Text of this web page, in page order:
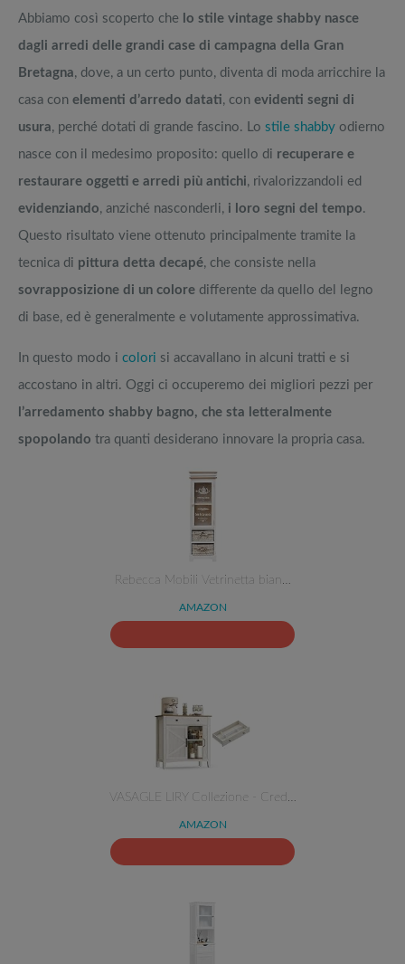
Abbiamo così scoperto che lo stile vintage shabby nasce
dagli arredi delle grandi case di campagna della Gran
Bretagna, dove, a un certo punto, diventa di moda arricchire la
casa con elementi d’arredo datati, con evidenti segni di
usura, perché dotati di grande fascino. Lo stile shabby odierno
nasce con il medesimo proposito: quello di recuperare e
restaurare oggetti e arredi più antichi, rivalorizzandoli ed
evidenziando, anziché nasconderli, i loro segni del tempo.
Questo risultato viene ottenuto principalmente tramite la
tecnica di pittura detta decapé, che consiste nella
sovrapposizione di un colore differente da quello del legno
di base, ed è generalmente e volutamente approssimativa.
In questo modo i colori si accavallano in alcuni tratti e si
accostano in altri. Oggi ci occuperemo dei migliori pezzi per
l’arredamento shabby bagno, che sta letteralmente
spopolando tra quanti desiderano innovare la propria casa.
Rebecca Mobili Vetrinetta bian…
AMAZON
VASAGLE LIRY Collezione - Cred…
AMAZON